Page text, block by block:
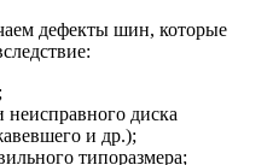
дефекты шин, которые
неисправного диска
и др.);
типоразмера;